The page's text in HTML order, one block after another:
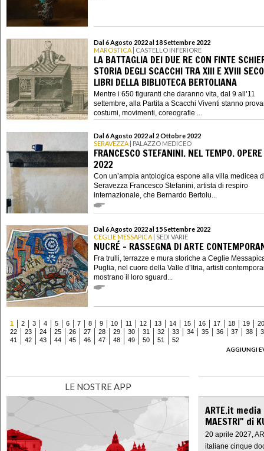
Dal 6 Agosto 2022 al 18 Settembre 2022
MAROSTICA | CASTELLO INFERIORE
LA BATTAGLIA DEI DUE RE CON FINTE
STORIA DEGLI SCACCHI TRA XIII E XVIII
LIBRI DELLA BIBLIOTECA BERTOLIANA
Mentre i 650 figuranti che daranno vita, dal 9 all’11
settembre, alla Partita a Scacchi Viventi stanno
costumi, movimenti, coreografie ...
Dal 6 Agosto 2022 al 2 Ottobre 2022
SERAVEZZA | PALAZZO MEDICEO
FRANCESCO STEFANINI. NEL TEMPO.
2022
Con un’ampia antologica espone alla villa medicea
Seravezza Francesco Stefanini, artista di respiro
internazionale, che Bernardo Bertolu...
Dal 6 Agosto 2022 al 15 Settembre 2022
CEGLIE MESSAPICA | SEDI VARIE
NUCRÉ - RASSEGNA DI ARTE
Fra trulli, terrazze e mura storiche a Ceglie
Puglia, nel cuore della Valle d’Itria, artisti
mostrano il loro sguard...
1 2 3 4 5 6 7 8 9 10 11 12 13 14 15 16 17 18 19
20
22
23 24 25 26 27 28 29 30 31 32 33 34 35 36 37 38
41
42 43 44 45 46 47 48 49 50 51
52
AGGIUNGI
LE NOSTRE APP
ARTE.it
MAESTRI" di
20 aprile 2027,
italiane cinque